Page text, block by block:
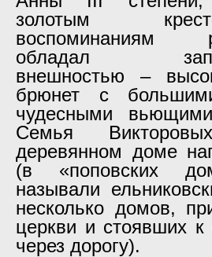
золотым
воспоминаниям
обладал
внешностью –
брюнет с
чудесными
Семья
деревянном доме
(в «поповских
называли
несколько домов,
церкви и стоявших к
через дорогу).